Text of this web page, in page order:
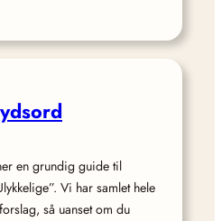
en grundig guide til
Vi har samlet hele
så uanset om du